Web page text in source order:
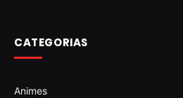
CATEGORIAS
Animes